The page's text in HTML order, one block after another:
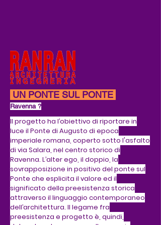
UN PONTE SUL PONTE
Ravenna ?
Il progetto ha l’obiettivo di riportare in
luce il Ponte di Augusto di epoca
imperiale romana, coperto sotto l'asfalto
di via Salara, nel centro storico di
Ravenna. L’alter ego, il doppio, la
sovrapposizione in positivo del ponte sul
Ponte che esplicita il valore ed il
significato della preesistenza storica
attraverso il linguaggio contemporaneo
dell’architettura. Il legame fra
preesistenza e progetto è, quindi,